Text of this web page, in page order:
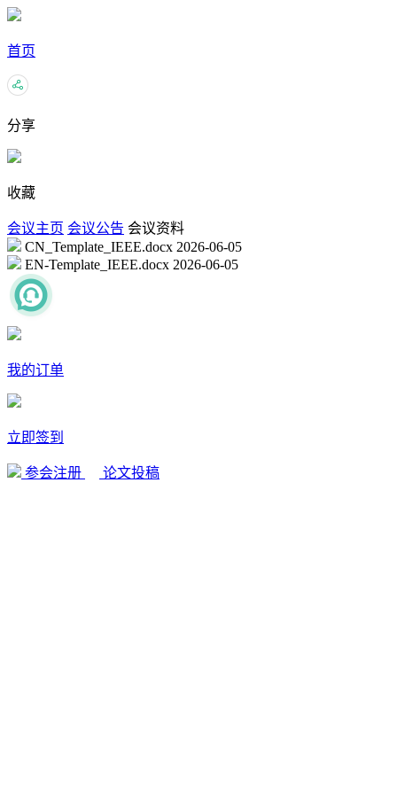
首页
分享
收藏
会议主页 会议公告 会议资料
CN_Template_IEEE.docx 2026-06-05
EN-Template_IEEE.docx 2026-06-05
我的订单
立即签到
参会注册 论文投稿